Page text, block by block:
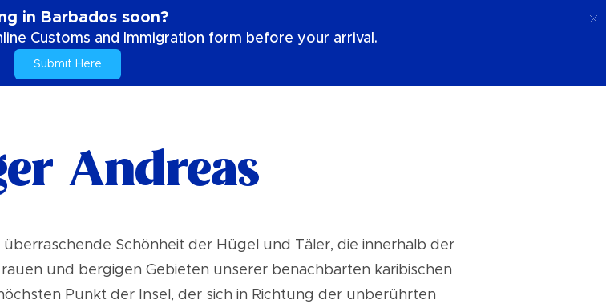
in Barbados soon?
Customs and Immigration form before your arrival.
Submit Here
Andreas
Schönheit der Hügel und Täler, die innerhalb der
und bergigen Gebieten unserer benachbarten karibischen
Punkt der Insel, der sich in Richtung der unberührten